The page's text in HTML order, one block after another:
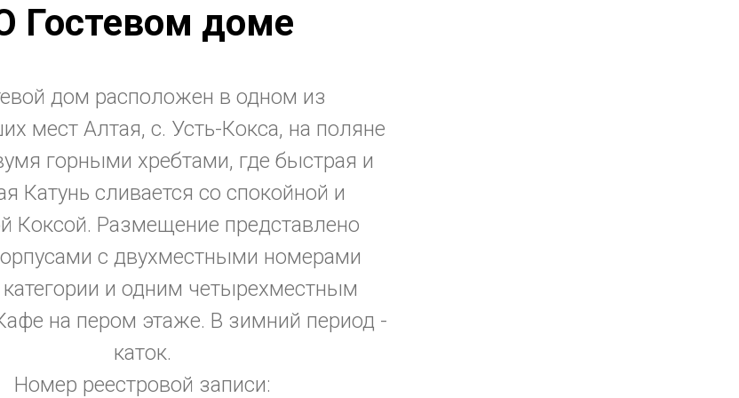
Гостевом доме
дом расположен в одном из
мест Алтая, с. Усть-Кокса, на поляне
горными хребтами, где быстрая и
Катунь сливается со спокойной и
Коксой. Размещение представлено
с двухместными номерами
и одним четырехместным
на пером этаже. В зимний период -
каток.
Номер реестровой записи: